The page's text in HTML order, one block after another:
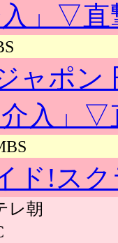
」▽直
ャポ
入」▽
ド!ス
レ朝